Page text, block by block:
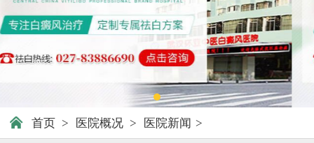
首页 > 医院概况 > 医院新闻 >